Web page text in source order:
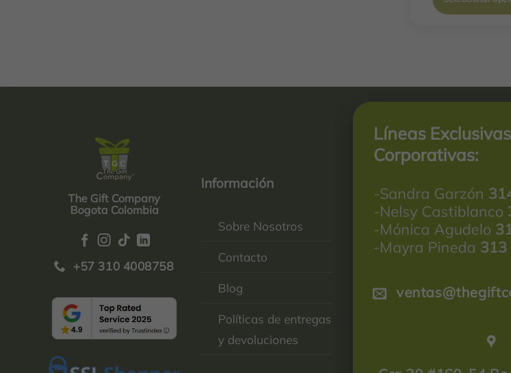
The Gift Company
Bogota Colombia
+57 310 4008758
Información
Sobre Nosotros
Contacto
Blog
Políticas de entregas
y devoluciones
Líneas Exclusivas
Corporativas:
-Sandra Garzón
-Nelsy Castiblanco
-Mónica Agudelo
-Mayra Pineda 313